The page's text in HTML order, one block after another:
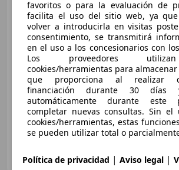
S&S Plus 100
€ 12.046
Buen
07/2024 63.427 km Diésel 73
ES-46980 PATERNA
favoritos o para la evaluación de
facilita el uso del sitio web, ya
volver a introducirla en visitas
consentimiento, se transmitirá
en el uso a los concesionarios con
Los proveedores
cookies/herramientas para
que proporciona al realizar
financiación durante 30 días
automáticamente durante este
completar nuevas consultas. Sin el
cookies/herramientas, estas
se pueden utilizar total o
Política de privacidad | Aviso legal |